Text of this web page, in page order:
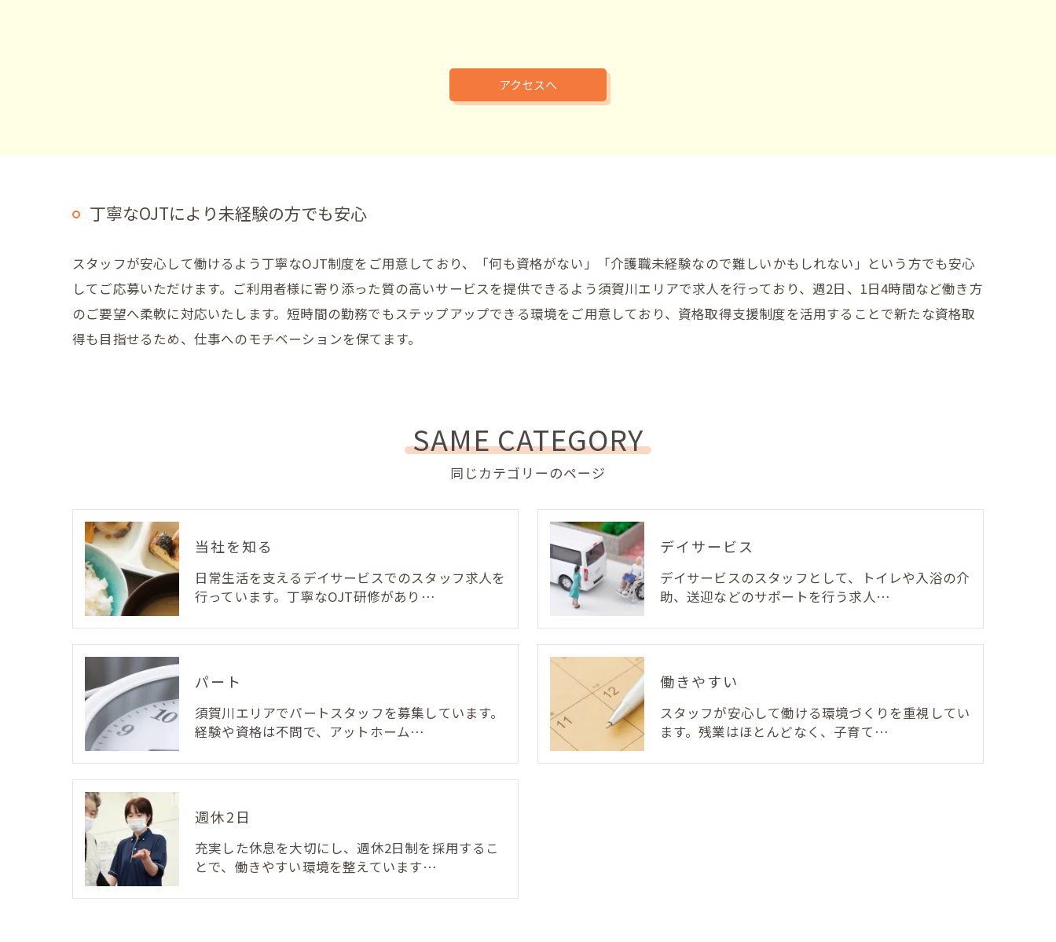
アクセスへ
丁寧なOJTにより未経験の方でも安心
スタッフが安心して働けるよう丁寧なOJT制度をご用意しており、「何も資格がない」「介護職未経験なので難しいかもしれない」という方でも安心
してご応募いただけます。ご利用者様に寄り添った質の高いサービスを提供できるよう須賀川エリアで求人を行っており、週2日、1日4時間など働き方
のご要望へ柔軟に対応いたします。短時間の勤務でもステップアップできる環境をご用意しており、資格取得支援制度を活用することで新たな資格取
得も目指せるため、仕事へのモチベーションを保てます。
同じカテゴリーのページ
SAME CATEGORY
当社を知る
日常生活を支えるデイサービスでのスタッフ求人を
行っています。丁寧なOJT研修があり…
デイサービス
デイサービスのスタッフとして、トイレや入浴の介
助、送迎などのサポートを行う求人…
パート
須賀川エリアでパートスタッフを募集しています。
経験や資格は不問で、アットホーム…
働きやすい
スタッフが安心して働ける環境づくりを重視してい
ます。残業はほとんどなく、子育て…
週休2日
充実した休息を大切にし、週休2日制を採用するこ
とで、働きやすい環境を整えています…